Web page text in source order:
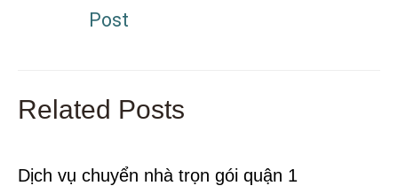
Post
Related Posts
Dịch vụ chuyển nhà trọn gói quận 1